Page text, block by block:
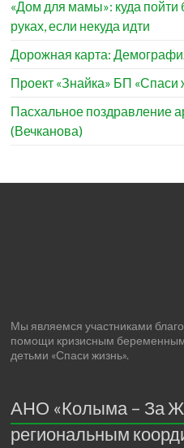
«Дом для мамы»: куда пойти
руках, если некуда идти
Дорожная карта:
Проект «Знайка» БП «Спаси
Пасхальное поздравление
(Вечканова)
Мы являемся участниками
помощи кризисным
детьми «Спаси жизнь».
АНО «Колыма – За
региональным